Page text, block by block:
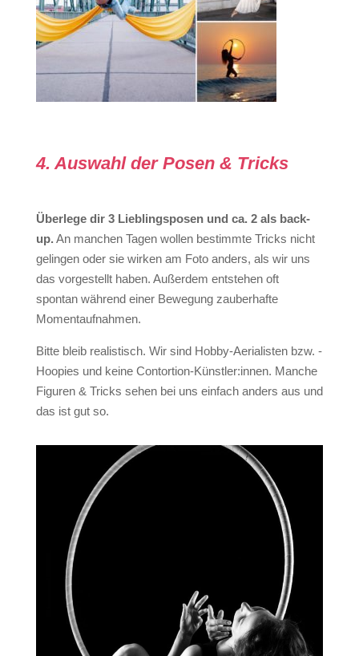
4. Auswahl der Posen & Tricks
Überlege dir 3 Lieblingsposen und ca. 2 als back-
up. An manchen Tagen wollen bestimmte Tricks nicht
gelingen oder sie wirken am Foto anders, als wir uns
das vorgestellt haben. Außerdem entstehen oft
spontan während einer Bewegung zauberhafte
Momentaufnahmen.
Bitte bleib realistisch. Wir sind Hobby-Aerialisten bzw. -
Hoopies und keine Contortion-Künstler:innen. Manche
Figuren & Tricks sehen bei uns einfach anders aus und
das ist gut so.